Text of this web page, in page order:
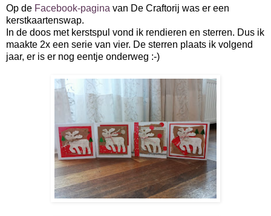
Op de Facebook-pagina van De Craftorij was er een
kerstkaartenswap.
In de doos met kerstspul vond ik rendieren en sterren. Dus ik
maakte 2x een serie van vier. De sterren plaats ik volgend
jaar, er is er nog eentje onderweg :-)